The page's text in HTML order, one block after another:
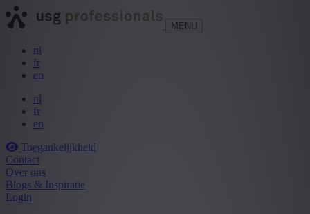
MENU
nl
fr
en
nl
fr
en
Toegankelijkheid
Contact
Over ons
Blogs & Inspiratie
Login